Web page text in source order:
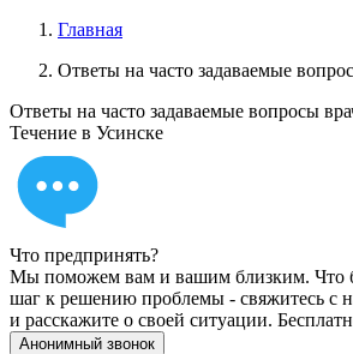
Главная
Ответы на часто задаваемые
Ответы на часто задаваемые вопросы
Течение в Усинске
Что предпринять?
Мы поможем вам и вашим близким. Что
шаг к решению проблемы - свяжитесь с
и расскажите о своей ситуации.
Анонимный звонок